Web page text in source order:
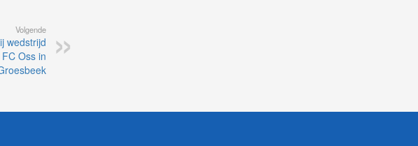
Volgende
wedstrijd
Oss in